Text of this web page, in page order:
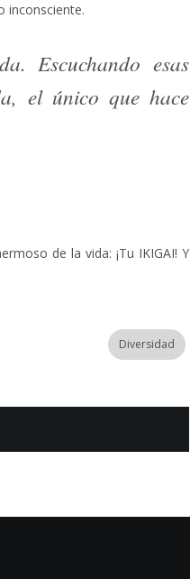
inconsciente.
Escuchando esas
el único que hace
de la vida: ¡Tu IKIGAI! Y
Diversidad